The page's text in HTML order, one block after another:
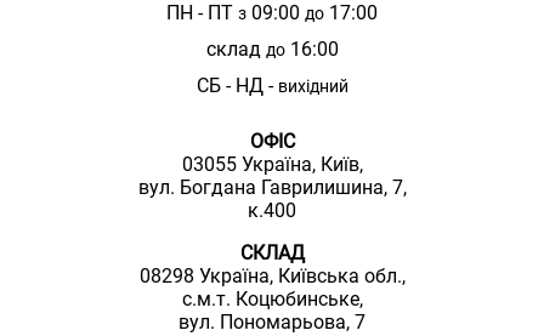
ПН - ПТ з 09:00 до 17:00
склад до16:00
СБ - НД - вихідний
ОФІС
03055 Україна, Київ,
вул. Богдана Гаврилишина, 7,
к.400
СКЛАД
08298 Україна, Київська обл.,
с.м.т. Коцюбинське,
вул. Пономарьова, 7